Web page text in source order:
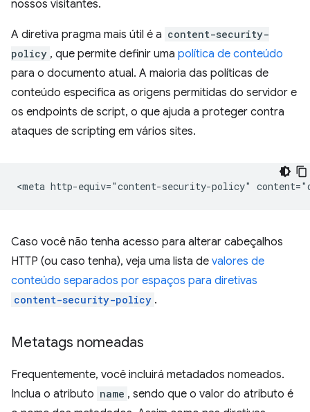
nossos visitantes.
A diretiva pragma mais útil é a content-security-
policy , que permite definir uma política de conteúdo
para o documento atual. A maioria das políticas de
conteúdo especifica as origens permitidas do servidor e
os endpoints de script, o que ajuda a proteger contra
ataques de scripting em vários sites.
Caso você não tenha acesso para alterar cabeçalhos
HTTP (ou caso tenha), veja uma lista de valores de
conteúdo separados por espaços para diretivas
content-security-policy .
Metatags nomeadas
Frequentemente, você incluirá metadados nomeados.
Inclua o atributo name , sendo que o valor do atributo é